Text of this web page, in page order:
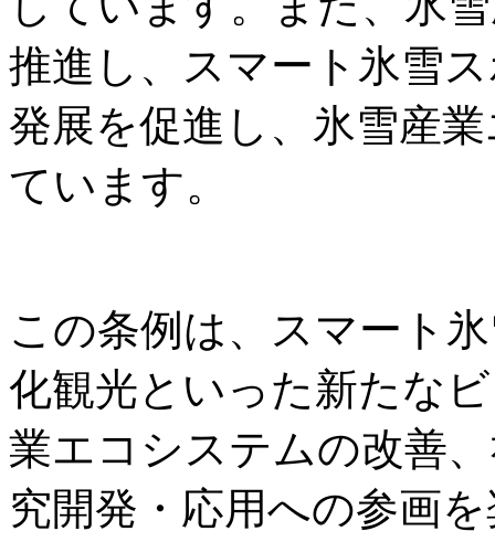
推進し、スマート氷雪
発展を促進し、氷雪産
ています。
この条例は、スマート
化観光といった新たな
業エコシステムの改善
究開発・応用への参画